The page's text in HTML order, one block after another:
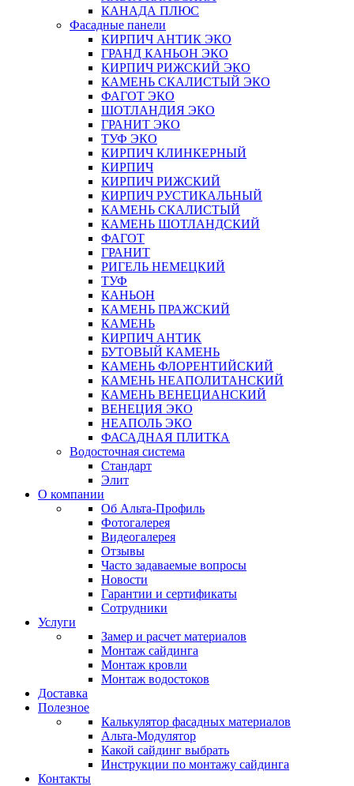
КАНАДА ПЛЮС
Фасадные панели
КИРПИЧ АНТИК ЭКО
ГРАНД КАНЬОН ЭКО
КИРПИЧ РИЖСКИЙ ЭКО
КАМЕНЬ СКАЛИСТЫЙ ЭКО
ФАГОТ ЭКО
ШОТЛАНДИЯ ЭКО
ГРАНИТ ЭКО
ТУФ ЭКО
КИРПИЧ КЛИНКЕРНЫЙ
КИРПИЧ
КИРПИЧ РИЖСКИЙ
КИРПИЧ РУСТИКАЛЬНЫЙ
КАМЕНЬ СКАЛИСТЫЙ
КАМЕНЬ ШОТЛАНДСКИЙ
ФАГОТ
ГРАНИТ
РИГЕЛЬ НЕМЕЦКИЙ
ТУФ
КАНЬОН
КАМЕНЬ ПРАЖСКИЙ
КАМЕНЬ
КИРПИЧ АНТИК
БУТОВЫЙ КАМЕНЬ
КАМЕНЬ ФЛОРЕНТИЙСКИЙ
КАМЕНЬ НЕАПОЛИТАНСКИЙ
КАМЕНЬ ВЕНЕЦИАНСКИЙ
ВЕНЕЦИЯ ЭКО
НЕАПОЛЬ ЭКО
ФАСАДНАЯ ПЛИТКА
Водосточная система
Стандарт
Элит
О компании
Об Альта-Профиль
Фотогалерея
Видеогалерея
Отзывы
Часто задаваемые вопросы
Новости
Гарантии и сертификаты
Сотрудники
Услуги
Замер и расчет материалов
Монтаж сайдинга
Монтаж кровли
Монтаж водостоков
Доставка
Полезное
Калькулятор фасадных материалов
Альта-Модулятор
Какой сайдинг выбрать
Инструкции по монтажу сайдинга
Контакты